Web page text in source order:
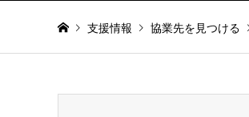
支援情報 協業先を見つける